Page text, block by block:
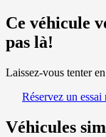
Ce véhicule
pas là!
Laissez-vous tenter
Réservez un essai
Véhicules